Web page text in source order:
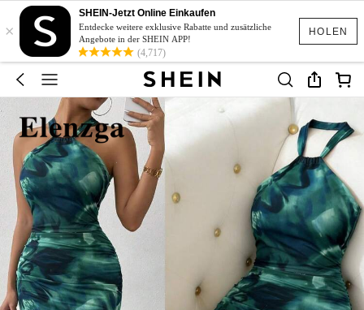
HOLEN
×
SHEIN-Jetzt Online Einkaufen
Entdecke weitere exklusive Rabatte und zusätzliche
Angebote in der SHEIN APP!
(4,717)